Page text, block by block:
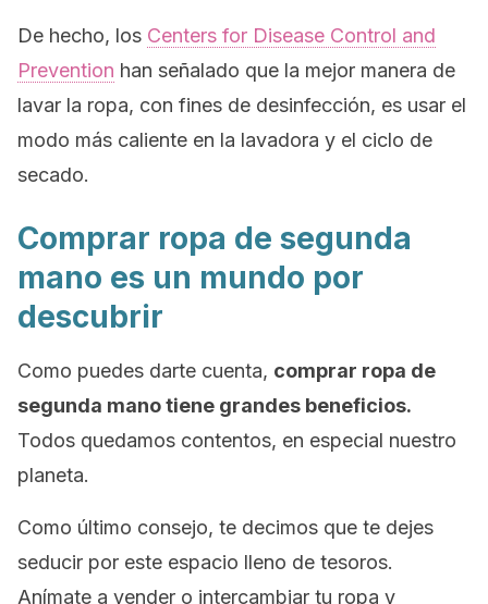
De hecho, los Centers for Disease Control and
Prevention han señalado que la mejor manera de
lavar la ropa, con fines de desinfección, es usar el
modo más caliente en la lavadora y el ciclo de
secado.
Comprar ropa de segunda
mano es un mundo por
descubrir
Como puedes darte cuenta, comprar ropa de
segunda mano tiene grandes beneficios.
Todos quedamos contentos, en especial nuestro
planeta.
Como último consejo, te decimos que te dejes
seducir por este espacio lleno de tesoros.
Anímate a vender o intercambiar tu ropa y